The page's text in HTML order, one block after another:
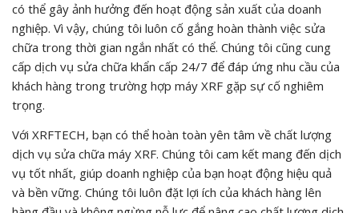
có thể gây ảnh hưởng đến hoạt động sản xuất của doanh
nghiệp. Vì vậy, chúng tôi luôn cố gắng hoàn thành việc sửa
chữa trong thời gian ngắn nhất có thể. Chúng tôi cũng cung
cấp dịch vụ sửa chữa khẩn cấp 24/7 để đáp ứng nhu cầu của
khách hàng trong trường hợp máy XRF gặp sự cố nghiêm
trọng.
Với XRFTECH, bạn có thể hoàn toàn yên tâm về chất lượng
dịch vụ sửa chữa máy XRF. Chúng tôi cam kết mang đến dịch
vụ tốt nhất, giúp doanh nghiệp của bạn hoạt động hiệu quả
và bền vững. Chúng tôi luôn đặt lợi ích của khách hàng lên